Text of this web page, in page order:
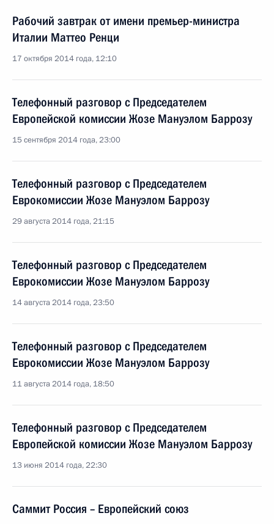
Рабочий завтрак от имени премьер-министра
Италии Маттео Ренци
17 октября 2014 года, 12:10
Телефонный разговор с Председателем
Европейской комиссии Жозе Мануэлом Баррозу
15 сентября 2014 года, 23:00
Телефонный разговор с Председателем
Еврокомиссии Жозе Мануэлом Баррозу
29 августа 2014 года, 21:15
Телефонный разговор с Председателем
Еврокомиссии Жозе Мануэлом Баррозу
14 августа 2014 года, 23:50
Телефонный разговор с Председателем
Еврокомиссии Жозе Мануэлом Баррозу
11 августа 2014 года, 18:50
Телефонный разговор с Председателем
Европейской комиссии Жозе Мануэлом Баррозу
13 июня 2014 года, 22:30
Саммит Россия – Европейский союз